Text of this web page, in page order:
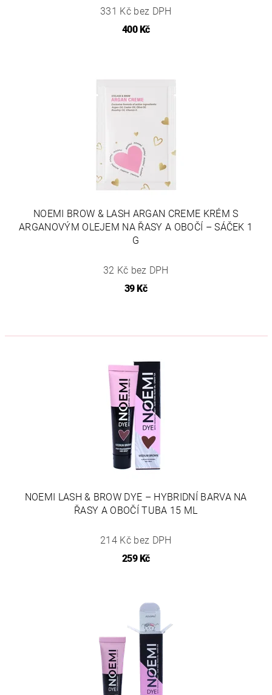
331 Kč bez DPH
400 Kč
NOEMI BROW & LASH ARGAN CREME KRÉM S
ARGANOVÝM OLEJEM NA ŘASY A OBOČÍ – SÁČEK 1
G
32 Kč bez DPH
39 Kč
NOEMI LASH & BROW DYE – HYBRIDNÍ BARVA NA
ŘASY A OBOČÍ TUBA 15 ML
214 Kč bez DPH
259 Kč